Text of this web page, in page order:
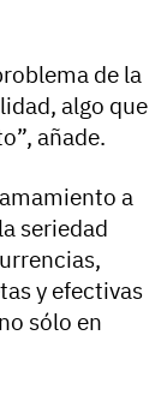
de la
algo que
añade.
a
seriedad
y efectivas
sólo en